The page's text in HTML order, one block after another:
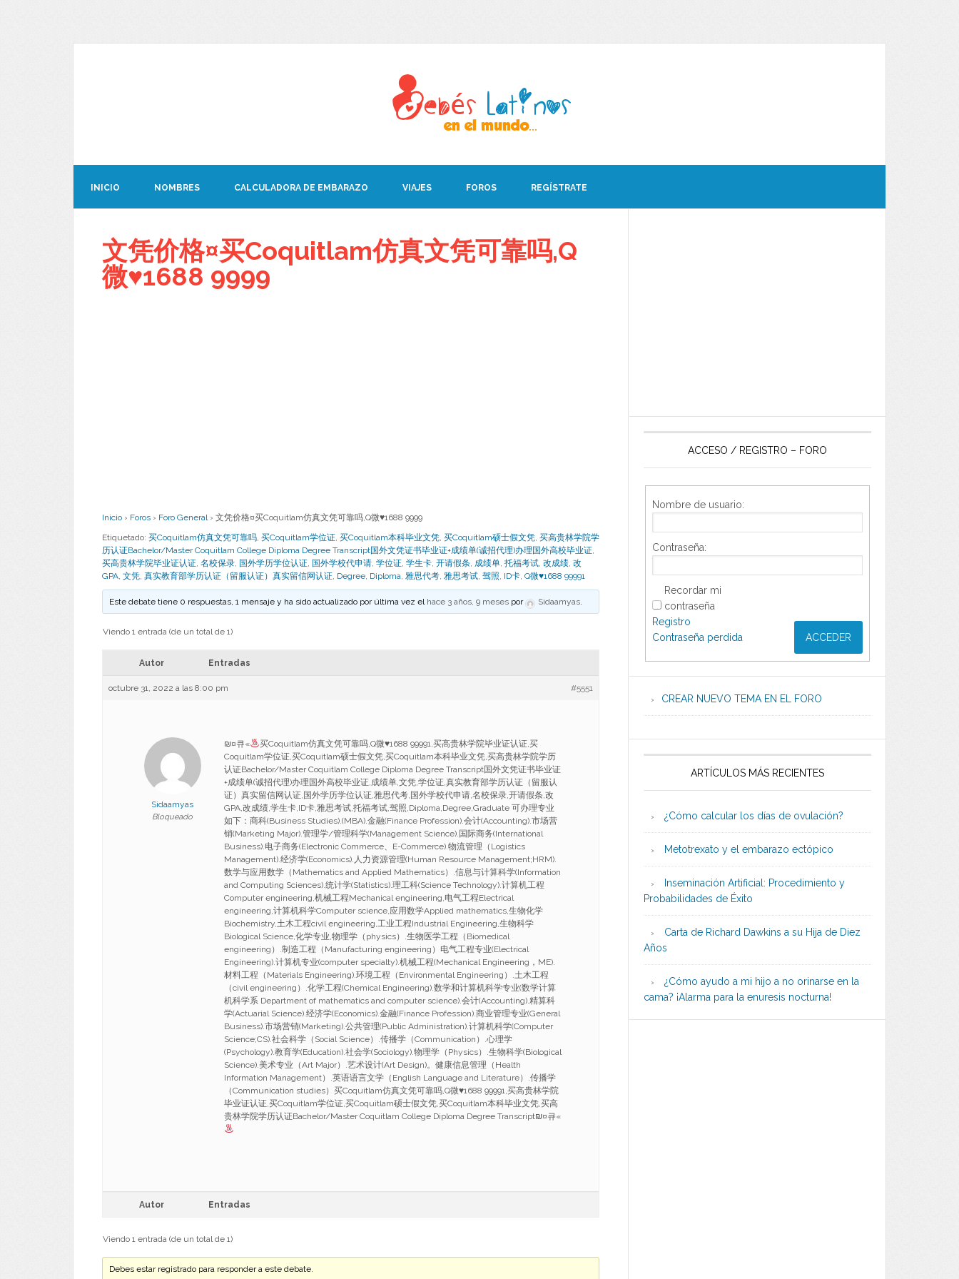
INICIO NOMBRES CALCULADORA DE EMBARAZO VIAJES FOROS REGÍSTRATE
文凭价格¤买Coquitlam仿真文凭可靠吗,Q
微♥1688 9999
Inicio › Foros › Foro General › 文凭价格¤买Coquitlam仿真文凭可靠吗,Q微♥1688 9999
Etiquetado: 买Coquitlam仿真文凭可靠吗, 买Coquitlam学位证, 买Coquitlam本科毕业文凭, 买Coquitlam硕士假文凭, 买高贵林学院学
历认证Bachelor/Master Coquitlam College Diploma Degree Transcript国外文凭证书毕业证+成绩单(诚招代理)办理国外高校毕业证,
买高贵林学院毕业证认证, 名校保录, 国外学历学位认证, 国外学校代申请, 学位证, 学生卡, 开请假条, 成绩单, 托福考试, 改成绩, 改
GPA, 文凭, 真实教育部学历认证（留服认证）真实留信网认证, Degree, Diploma, 雅思代考, 雅思考试, 驾照, ID卡, Q微♥1688 99991
Este debate tiene 0 respuestas, 1 mensaje y ha sido actualizado por última vez el hace 3 años, 9 meses por Sidaamyas.
Viendo 1 entrada (de un total de 1)
Autor Entradas
octubre 31, 2022 a las 8:00 pm #5551
Sidaamyas
Bloqueado
₪¤큐« 买Coquitlam仿真文凭可靠吗,Q微♥1688 99991,买高贵林学院毕业证认证,买
Coquitlam学位证,买Coquitlam硕士假文凭,买Coquitlam本科毕业文凭,买高贵林学院学历
认证Bachelor/Master Coquitlam College Diploma Degree Transcript国外文凭证书毕业证
+成绩单(诚招代理)办理国外高校毕业证,成绩单,文凭,学位证,真实教育部学历认证（留服认
证）真实留信网认证,国外学历学位认证,雅思代考,国外学校代申请,名校保录,开请假条,改
GPA,改成绩,学生卡,ID卡,雅思考试,托福考试,驾照,Diploma,Degree,Graduate 可办理专业
如下：商科(Business Studies).(MBA).金融(Finance Profession).会计(Accounting).市场营
销(Marketing Major).管理学/管理科学(Management Science).国际商务(International
Business).电子商务(Electronic Commerce、E-Commerce).物流管理（Logistics
Management).经济学(Economics).人力资源管理(Human Resource Management;HRM).
数学与应用数学（Mathematics and Applied Mathematics）.信息与计算科学(Information
and Computing Sciences).统计学(Statistics).理工科(Science Technology).计算机工程
Computer engineering,机械工程Mechanical engineering,电气工程Electrical
engineering,计算机科学Computer science,应用数学Applied mathematics,生物化学
Biochemistry,土木工程civil engineering,工业工程Industrial Engineering,生物科学
Biological Science,化学专业,物理学（physics）.生物医学工程（Biomedical
engineering）.制造工程（Manufacturing engineering）电气工程专业(Electrical
Engineering).计算机专业(computer specialty).机械工程(Mechanical Engineering，ME).
材料工程（Materials Engineering).环境工程（Environmental Engineering）.土木工程
（civil engineering）.化学工程(Chemical Engineering).数学和计算机科学专业(数学计算
机科学系 Department of mathematics and computer science).会计(Accounting).精算科
学(Actuarial Science).经济学(Economics).金融(Finance Profession).商业管理专业(General
Business).市场营销(Marketing).公共管理(Public Administration).计算机科学(Computer
Science;CS).社会科学（Social Science）.传播学（Communication）.心理学
(Psychology).教育学(Education).社会学(Sociology).物理学（Physics）.生物科学(Biological
Science).美术专业（Art Major）.艺术设计(Art Design)。健康信息管理（Health
Information Management）.英语语言文学（English Language and Literature）.传播学
（Communication studies）买Coquitlam仿真文凭可靠吗,Q微♥1688 99991,买高贵林学院
毕业证认证,买Coquitlam学位证,买Coquitlam硕士假文凭,买Coquitlam本科毕业文凭,买高
贵林学院学历认证Bachelor/Master Coquitlam College Diploma Degree Transcript₪¤큐«
Autor Entradas
Viendo 1 entrada (de un total de 1)
Debes estar registrado para responder a este debate.
ACCESO / REGISTRO – FORO
Nombre de usuario:
Contraseña:
Recordar mi
contraseña
ACCEDER
Registro
Contraseña perdida
CREAR NUEVO TEMA EN EL FORO
ARTÍCULOS MÁS RECIENTES
¿Cómo calcular los días de ovulación?
Metotrexato y el embarazo ectópico
Inseminación Artificial: Procedimiento y
Probabilidades de Éxito
Carta de Richard Dawkins a su Hija de Diez
Años
¿Cómo ayudo a mi hijo a no orinarse en la
cama? ¡Alarma para la enuresis nocturna!